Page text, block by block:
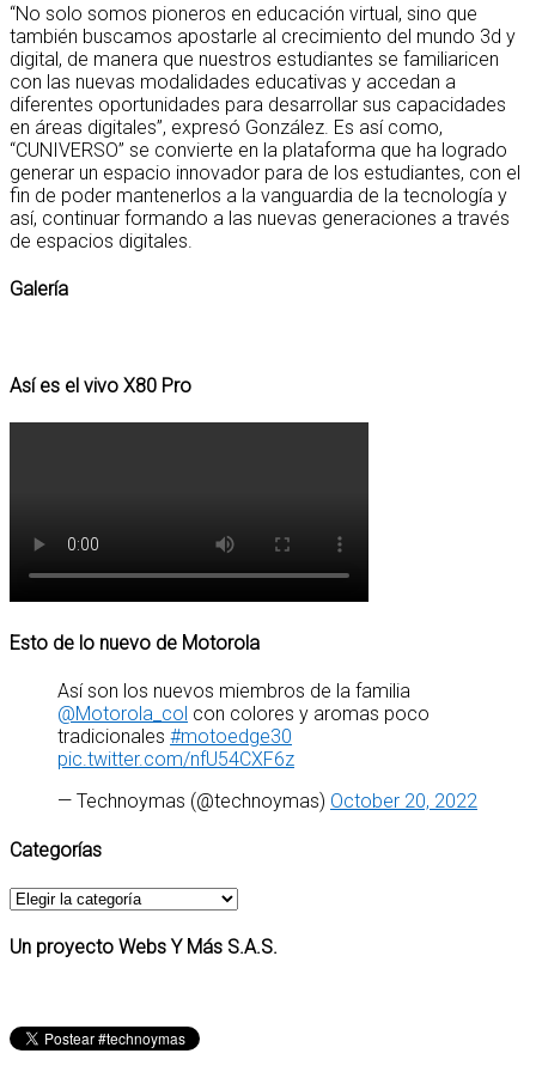
“No solo somos pioneros en educación virtual, sino que
también buscamos apostarle al crecimiento del mundo 3d y
digital, de manera que nuestros estudiantes se familiaricen
con las nuevas modalidades educativas y accedan a
diferentes oportunidades para desarrollar sus capacidades
en áreas digitales”, expresó González. Es así como,
“CUNIVERSO” se convierte en la plataforma que ha logrado
generar un espacio innovador para de los estudiantes, con el
fin de poder mantenerlos a la vanguardia de la tecnología y
así, continuar formando a las nuevas generaciones a través
de espacios digitales.
Galería
Así es el vivo X80 Pro
Esto de lo nuevo de Motorola
Así son los nuevos miembros de la familia
@Motorola_col con colores y aromas poco
tradicionales #motoedge30
pic.twitter.com/nfU54CXF6z
— Technoymas (@technoymas) October 20, 2022
Categorías
Categorías
Un proyecto Webs Y Más S.A.S.